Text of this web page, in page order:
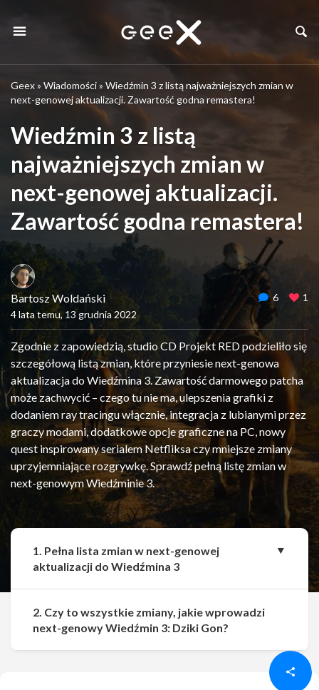
Geex» Wiadomości» Wiedźmin 3 z listą najważniejszych zmian w
next-genowej aktualizacji. Zawartość godna remastera!
Wiedźmin 3 z listą
najważniejszych zmian w
next-genowej aktualizacji.
Zawartość godna remastera!
Bartosz Woldański
4 lata temu, 13 grudnia 2022
6 1
Zgodnie z zapowiedzią, studio CD Projekt RED podzieliło się
szczegółową listą zmian, które przyniesie next-genowa
aktualizacja do Wiedźmina 3. Zawartość darmowego patcha
może zachwycić – czego tu nie ma, ulepszenia grafiki z
dodaniem ray tracingu włącznie, integracja z lubianymi przez
graczy modami, dodatkowe opcje graficzne na PC, nowy
quest inspirowany serialem Netfliksa czy mniejsze zmiany
uprzyjemniające rozgrywkę. Sprawdź pełną listę zmian w
next-genowym Wiedźminie 3.
Udostępnij Udostępnij
1. Pełna lista zmian w next-genowej
aktualizacji do Wiedźmina 3
2. Czy to wszystkie zmiany, jakie wprowadzi
next-genowy Wiedźmin 3: Dziki Gon?